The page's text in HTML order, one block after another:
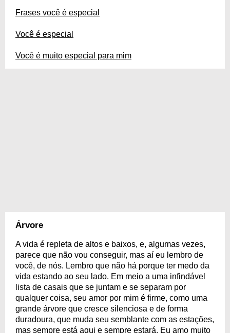
Frases você é especial
Você é especial
Você é muito especial para mim
Árvore
A vida é repleta de altos e baixos, e, algumas vezes,
parece que não vou conseguir, mas aí eu lembro de
você, de nós. Lembro que não há porque ter medo da
vida estando ao seu lado. Em meio a uma infindável
lista de casais que se juntam e se separam por
qualquer coisa, seu amor por mim é firme, como uma
grande árvore que cresce silenciosa e de forma
duradoura, que muda seu semblante com as estações,
mas sempre está aqui e sempre estará. Eu amo muito